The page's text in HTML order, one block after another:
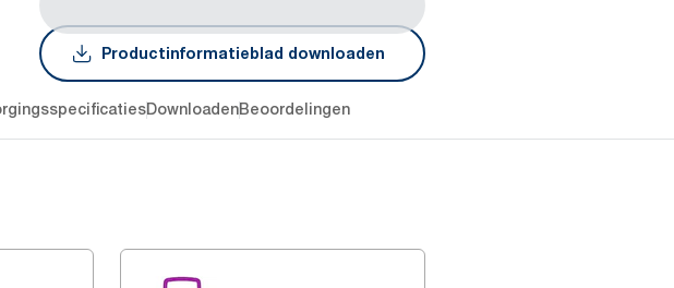
Productinformatieblad downloaden
DownloadenBeoordelingen